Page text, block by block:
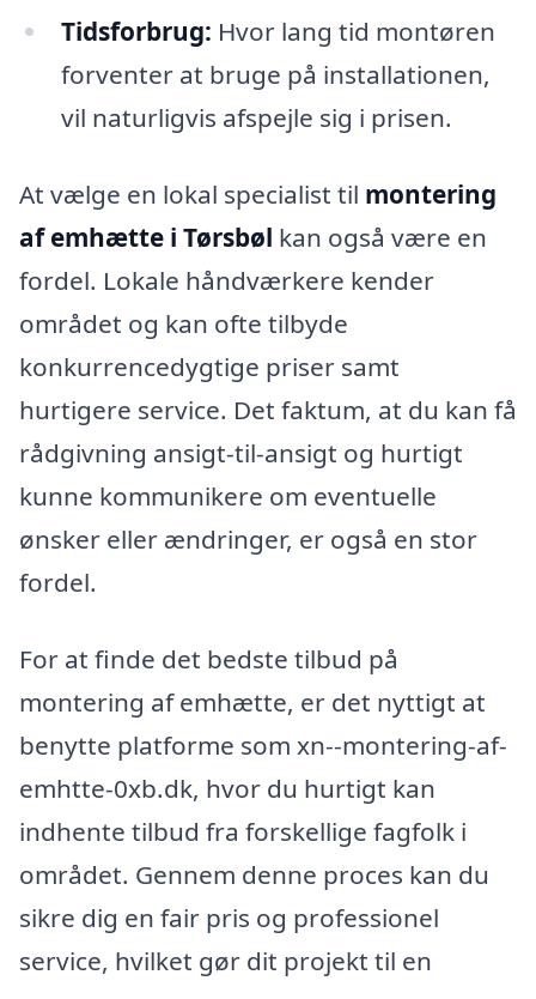
Tidsforbrug: Hvor lang tid montøren
forventer at bruge på installationen,
vil naturligvis afspejle sig i prisen.
At vælge en lokal specialist til montering
af emhætte i Tørsbøl kan også være en
fordel. Lokale håndværkere kender
området og kan ofte tilbyde
konkurrencedygtige priser samt
hurtigere service. Det faktum, at du kan få
rådgivning ansigt-til-ansigt og hurtigt
kunne kommunikere om eventuelle
ønsker eller ændringer, er også en stor
fordel.
For at finde det bedste tilbud på
montering af emhætte, er det nyttigt at
benytte platforme som xn--montering-af-
emhtte-0xb.dk, hvor du hurtigt kan
indhente tilbud fra forskellige fagfolk i
området. Gennem denne proces kan du
sikre dig en fair pris og professionel
service, hvilket gør dit projekt til en